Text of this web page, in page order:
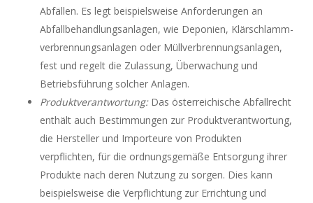
Abfällen. Es legt beispielsweise Anforderungen an
Abfallbehandlungsanlagen, wie Deponien, Klärschlamm-
verbrennungsanlagen oder Müllverbrennungsanlagen,
fest und regelt die Zulassung, Überwachung und
Betriebsführung solcher Anlagen.
Produktverantwortung:Das österreichische Abfallrecht
enthält auch Bestimmungen zur Produktverantwortung,
die Hersteller und Importeure von Produkten
verpflichten, für die ordnungsgemäße Entsorgung ihrer
Produkte nach deren Nutzung zu sorgen. Dies kann
beispielsweise die Verpflichtung zur Errichtung und